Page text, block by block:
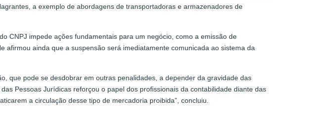
a exemplo de abordagens de transportadoras e armazenadores de
CNPJ impede ações fundamentais para um negócio, como a emissão de
afirmou ainda que a suspensão será imediatamente comunicada ao sistema da
que pode se desdobrar em outras penalidades, a depender da gravidade das
Pessoas Jurídicas reforçou o papel dos profissionais da contabilidade diante das
a circulação desse tipo de mercadoria proibida”, concluiu.